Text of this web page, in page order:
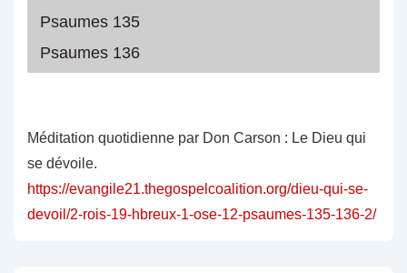
Psaumes 135
Psaumes 136
Méditation quotidienne par Don Carson : Le Dieu qui
se dévoile.
https://evangile21.thegospelcoalition.org/dieu-qui-se-
devoil/2-rois-19-hbreux-1-ose-12-psaumes-135-136-2/